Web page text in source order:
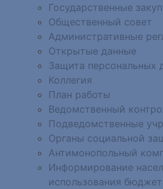
Государственные
Общественный совет
Административные
Открытые данные
Защита персональных
Коллегия
План работы
Ведомственный
Подведомственные
Органы социальной
Антимонопольный
Информирование
использования